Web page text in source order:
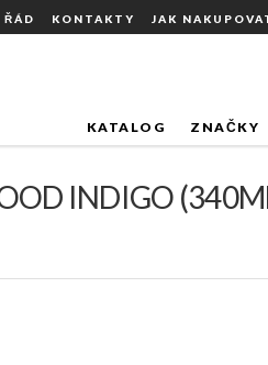
ŘÁD KONTAKTY JAK
KATALOG ZNAČKY
CUP 12OZ MOOD INDIGO (340ML)
INDIGO